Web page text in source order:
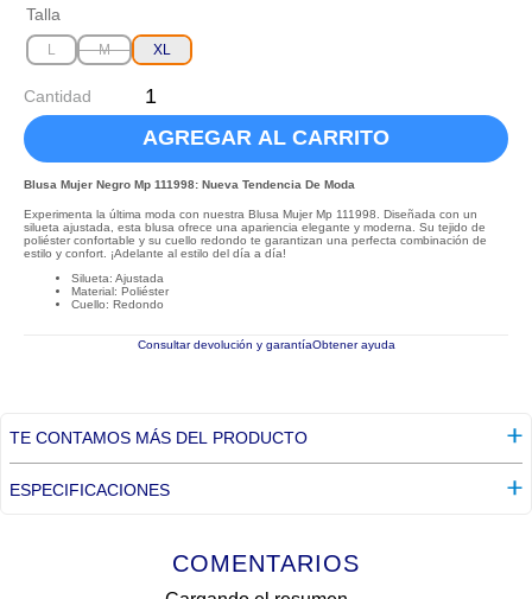
Talla
L M XL
Cantidad
AGREGAR AL CARRITO
Blusa Mujer Negro Mp 111998: Nueva Tendencia De Moda
Experimenta la última moda con nuestra Blusa Mujer Mp 111998. Diseñada con un
silueta ajustada, esta blusa ofrece una apariencia elegante y moderna. Su tejido de
poliéster confortable y su cuello redondo te garantizan una perfecta combinación de
estilo y confort. ¡Adelante al estilo del día a día!
Silueta: Ajustada
Material: Poliéster
Cuello: Redondo
Consultar devolución y garantíaObtener ayuda
TE CONTAMOS MÁS DEL PRODUCTO
ESPECIFICACIONES
COMENTARIOS